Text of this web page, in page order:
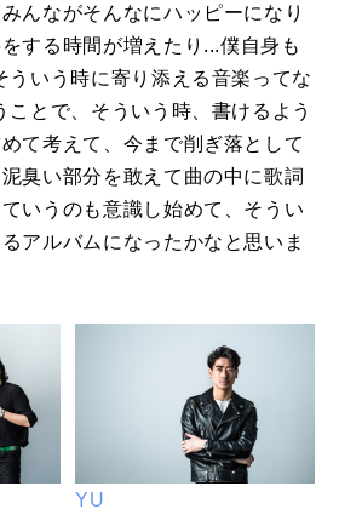
んながそんなにハッピーになり
する時間が増えたり...僕自身も
ういう時に寄り添える音楽ってな
ことで、そういう時、書けるよう
て考えて、今まで削ぎ落として
臭い部分を敢えて曲の中に歌詞
いうのも意識し始めて、そうい
アルバムになったかなと思いま
YU